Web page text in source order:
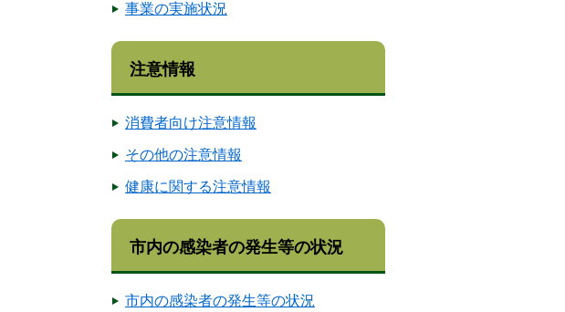
事業の実施状況
注意情報
消費者向け注意情報
その他の注意情報
健康に関する注意情報
市内の感染者の発生等の状況
市内の感染者の発生等の状況